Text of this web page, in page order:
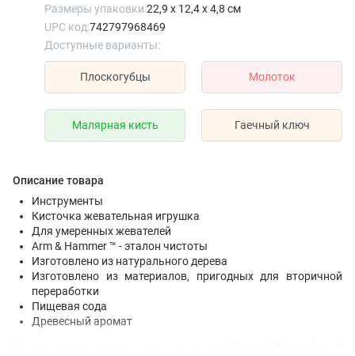
Размеры упаковки:22,9 x 12,4 x 4,8 см
UPC код:742797968469
Доступные варианты:
Плоскогубцы Молоток
Малярная кисть Гаечный ключ
Описание товара
Инструменты
Кисточка жевательная игрушка
Для умеренных жевателей
Arm & Hammer ™ - эталон чистоты
Изготовлено из натурального дерева
Изготовлено из материалов, пригодных для вторичной
переработки
Пищевая сода
Древесный аромат